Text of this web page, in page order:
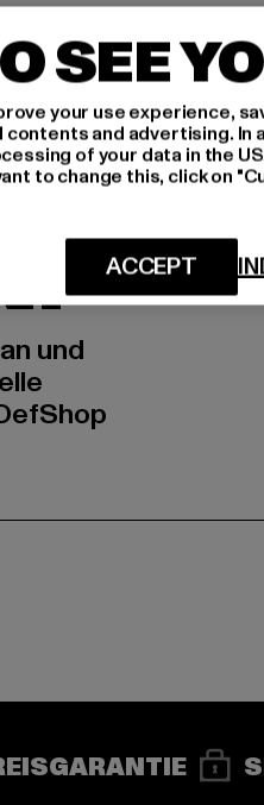
AN,
und
SEE
your use experience,
and advertising.
of your data in the
to change this, click on
ACCEPT